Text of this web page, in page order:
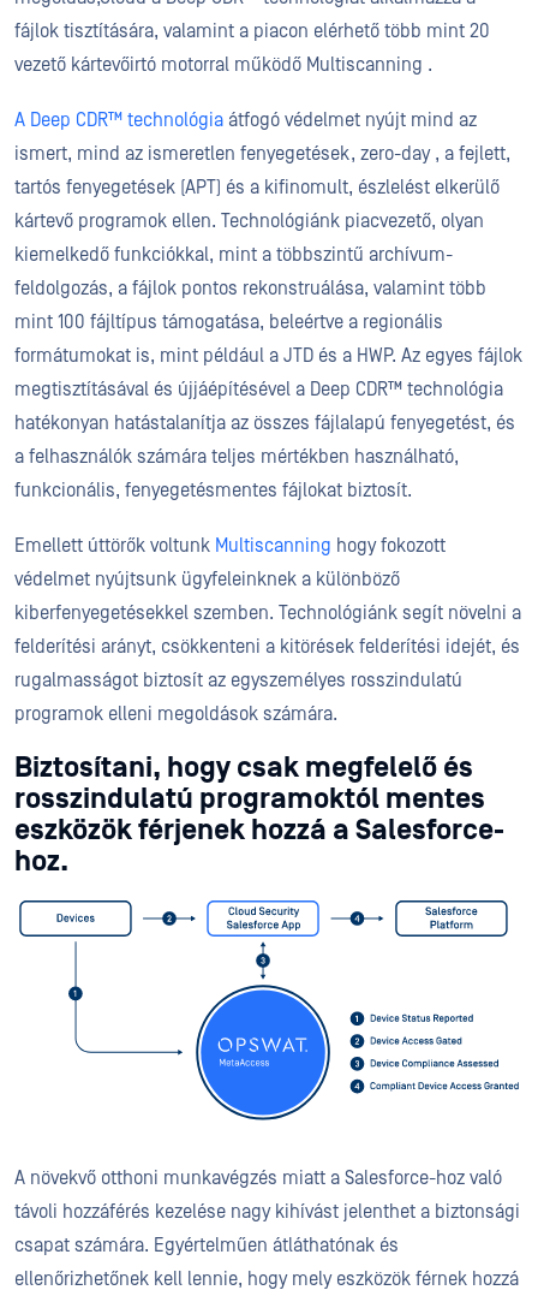
fájlok tisztítására, valamint a piacon elérhető több mint 20
vezető kártevőirtó motorral működő Multiscanning .
A Deep CDR™ technológia átfogó védelmet nyújt mind az
ismert, mind az ismeretlen fenyegetések, zero-day , a fejlett,
tartós fenyegetések (APT) és a kifinomult, észlelést elkerülő
kártevő programok ellen. Technológiánk piacvezető, olyan
kiemelkedő funkciókkal, mint a többszintű archívum-
feldolgozás, a fájlok pontos rekonstruálása, valamint több
mint 100 fájltípus támogatása, beleértve a regionális
formátumokat is, mint például a JTD és a HWP. Az egyes fájlok
megtisztításával és újjáépítésével a Deep CDR™ technológia
hatékonyan hatástalanítja az összes fájlalapú fenyegetést, és
a felhasználók számára teljes mértékben használható,
funkcionális, fenyegetésmentes fájlokat biztosít.
Emellett úttörők voltunk Multiscanning hogy fokozott
védelmet nyújtsunk ügyfeleinknek a különböző
kiberfenyegetésekkel szemben. Technológiánk segít növelni a
felderítési arányt, csökkenteni a kitörések felderítési idejét, és
rugalmasságot biztosít az egyszemélyes rosszindulatú
programok elleni megoldások számára.
Biztosítani, hogy csak megfelelő és
rosszindulatú programoktól mentes
eszközök férjenek hozzá a Salesforce-
hoz.
A növekvő otthoni munkavégzés miatt a Salesforce-hoz való
távoli hozzáférés kezelése nagy kihívást jelenthet a biztonsági
csapat számára. Egyértelműen átláthatónak és
ellenőrizhetőnek kell lennie, hogy mely eszközök férnek hozzá